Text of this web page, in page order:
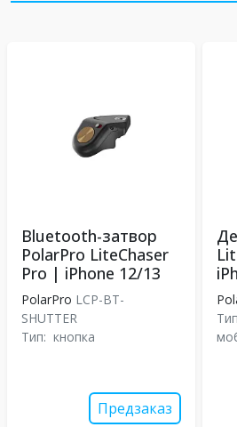
Bluetooth-затвор
PolarPro LiteChaser
Pro | iPhone 12/13
PolarPro LCP-BT-
SHUTTER
Тип: кнопка
Предзаказ